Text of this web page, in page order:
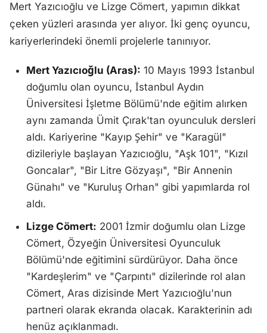
Mert Yazıcıoğlu ve Lizge Cömert, yapımın dikkat
çeken yüzleri arasında yer alıyor. İki genç oyuncu,
kariyerlerindeki önemli projelerle tanınıyor.
Mert Yazıcıoğlu (Aras): 10 Mayıs 1993 İstanbul
doğumlu olan oyuncu, İstanbul Aydın
Üniversitesi İşletme Bölümü'nde eğitim alırken
aynı zamanda Ümit Çırak'tan oyunculuk dersleri
aldı. Kariyerine "Kayıp Şehir" ve "Karagül"
dizileriyle başlayan Yazıcıoğlu, "Aşk 101", "Kızıl
Goncalar", "Bir Litre Gözyaşı", "Bir Annenin
Günahı" ve "Kuruluş Orhan" gibi yapımlarda rol
aldı.
Lizge Cömert: 2001 İzmir doğumlu olan Lizge
Cömert, Özyeğin Üniversitesi Oyunculuk
Bölümü'nde eğitimini sürdürüyor. Daha önce
"Kardeşlerim" ve "Çarpıntı" dizilerinde rol alan
Cömert, Aras dizisinde Mert Yazıcıoğlu'nun
partneri olarak ekranda olacak. Karakterinin adı
henüz açıklanmadı.